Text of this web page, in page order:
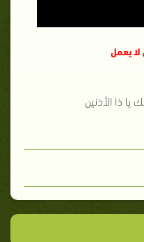
لا يعمل
ذا الأذنين